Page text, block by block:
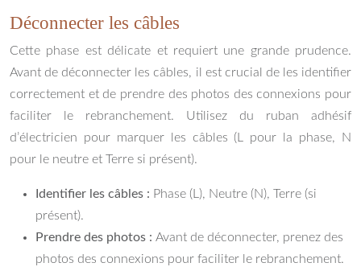
Déconnecter les câbles
Cette phase est délicate et requiert une grande prudence.
Avant de déconnecter les câbles, il est crucial de les identifier
correctement et de prendre des photos des connexions pour
faciliter le rebranchement. Utilisez du ruban adhésif
d’électricien pour marquer les câbles (L pour la phase, N
pour le neutre et Terre si présent).
Identifier les câbles : Phase (L), Neutre (N), Terre (si
présent).
Prendre des photos : Avant de déconnecter, prenez des
photos des connexions pour faciliter le rebranchement.